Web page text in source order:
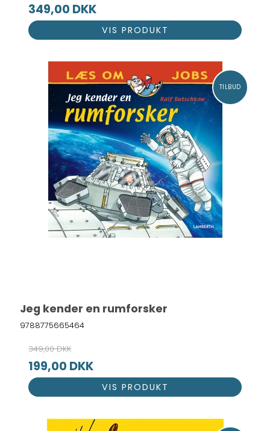
349,00 DKK
VIS PRODUKT
TILBUD
Jeg kender en rumforsker
9788775665464
349,00 DKK
199,00 DKK
VIS PRODUKT